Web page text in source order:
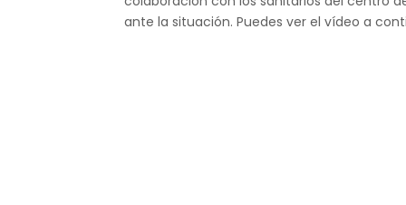
ante la situación. Puedes ver el vídeo a